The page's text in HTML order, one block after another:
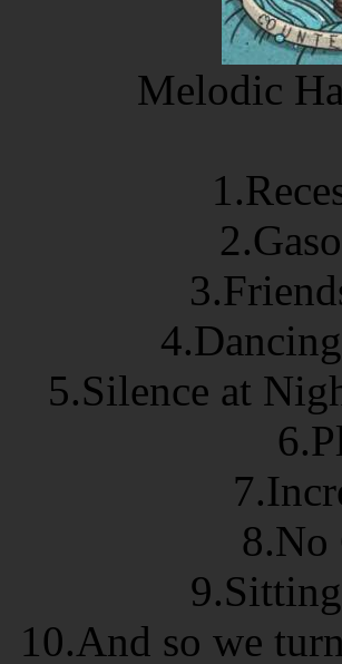
Melodic
5.Silence at
8.No
10.And so we